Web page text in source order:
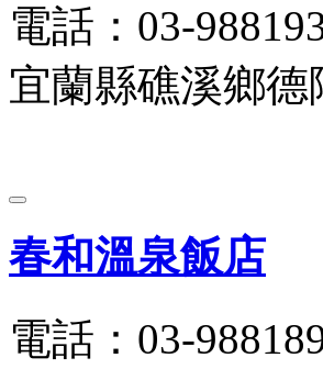
電話：03-
宜蘭縣礁溪鄉德
春和溫泉飯店
電話：03-